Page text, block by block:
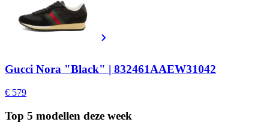
Gucci Nora "Black" | 832461AAEW31042
€ 579
Top 5 modellen deze week